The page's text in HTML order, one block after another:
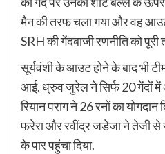
मैन की तरफ चला गया और वह
SRH की गेंदबाजी रणनीति को
सूर्यवंशी के आउट होने के बाद भी
आई. ध्रुव जुरेल ने सिर्फ 20 गेंदों में
रियान पराग ने 26 रनों का
फरेरा और रवींद्र जडेजा ने तेजी से
के पार पहुंचा दिया.